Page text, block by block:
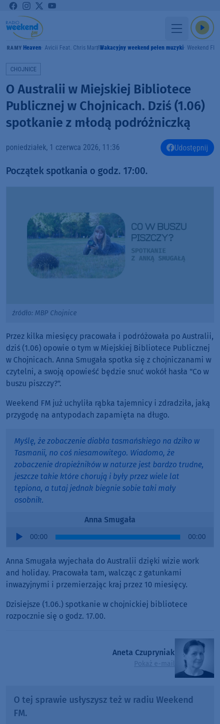
GRAMY Heaven Avicii Feat. Chris MartinWakacyjny weekend pełen muzyki Weekend FM
CHOJNICE
O Australii w Miejskiej Bibliotece
Publicznej w Chojnicach. Dziś (1.06)
spotkanie z młodą podróżniczką
poniedziałek, 1 czerwca 2026, 11:36 Udostępnij
Początek spotkania o godz. 17:00.
źródło: MBP Chojnice
Przez kilka miesięcy pracowała i podróżowała po Australii,
dziś (1.06) opowie o tym w Miejskiej Bibliotece Publicznej
w Chojnicach. Anna Smugała spotka się z chojniczanami w
czytelni, a swoją opowieść będzie snuć wokół hasła "Co w
buszu piszczy?".
Weekend FM już uchyliła rąbka tajemnicy i zdradziła, jaką
przygodę na antypodach zapamięta na długo.
Myślę, że zobaczenie diabła tasmańskiego na dziko w
Tasmanii, no coś niesamowitego. Wiadomo, że
zobaczenie drapieżników w naturze jest bardzo trudne,
jeszcze takie które chorują i były przez wiele lat
tępiona, a tutaj jednak biegnie sobie taki mały
osobnik.
Anna Smugała
Audio
00:00 00:00
Anna Smugała wyjechała do Australii dzięki wizie work
and holiday. Pracowała tam, walcząc z gatunkami
inwazyjnymi i przemierzając kraj przez 10 miesięcy.
Dzisiejsze (1.06.) spotkanie w chojnickiej bibliotece
rozpocznie się o godz. 17.00.
Aneta Czupryniak
Pokaż e-mail
O tej sprawie usłyszysz też w radiu Weekend
FM.